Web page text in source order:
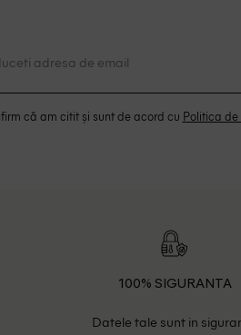
că am citit și sunt de acord cu Politica
100% SIGURANTA
Datele tale sunt in